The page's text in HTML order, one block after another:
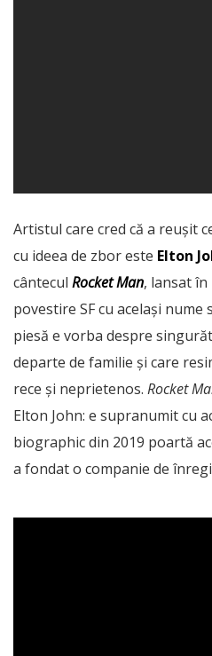
Artistul care cred că a reușit
cu ideea de zbor este Elton
cântecul Rocket Man, lansat
povestire SF cu același nume
piesă e vorba despre
departe de familie și care
rece și neprietenos. Rocket
Elton John: e supranumit cu
biographic din 2019 poartă
a fondat o companie de